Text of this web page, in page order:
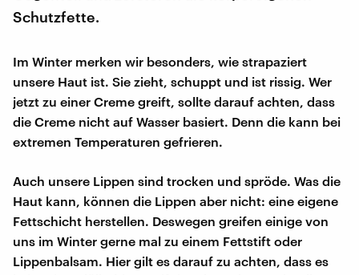
Schutzfette.
Im Winter merken wir besonders, wie strapaziert
unsere Haut ist. Sie zieht, schuppt und ist rissig. Wer
jetzt zu einer Creme greift, sollte darauf achten, dass
die Creme nicht auf Wasser basiert. Denn die kann bei
extremen Temperaturen gefrieren.
Auch unsere Lippen sind trocken und spröde. Was die
Haut kann, können die Lippen aber nicht: eine eigene
Fettschicht herstellen. Deswegen greifen einige von
uns im Winter gerne mal zu einem Fettstift oder
Lippenbalsam. Hier gilt es darauf zu achten, dass es